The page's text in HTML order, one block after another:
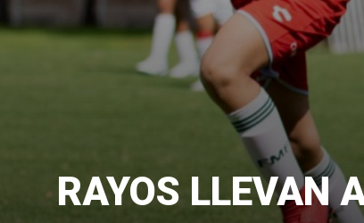
RAYOS LLEVAN